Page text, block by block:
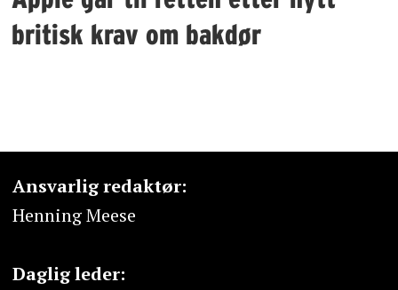
britisk krav om bakdør
Ansvarlig redaktør:
Henning Meese
Daglig leder: